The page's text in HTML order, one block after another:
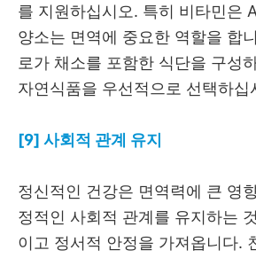
를 지원하십시오. 특히 비타민은
양소는 면역에 중요한 역할을 합
로가 채소를 포함한 식단을 구성
자연식품을 우선적으로 선택하십
[9] 사회적 관계 유지
정신적인 건강은 면역력에 큰 영
정적인 사회적 관계를 유지하는
이고 정서적 안정을 가져옵니다.